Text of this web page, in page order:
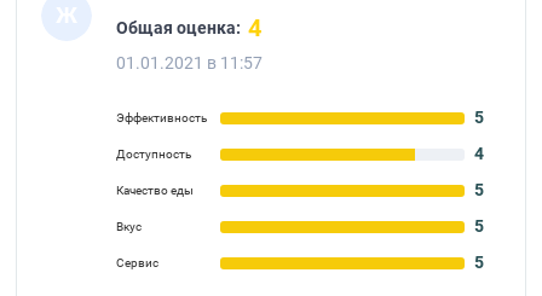
Ж Общая оценка: 4
01.01.2021 в 11:57
Эффективность 5
Доступность 4
Качество еды 5
Вкус 5
Сервис 5